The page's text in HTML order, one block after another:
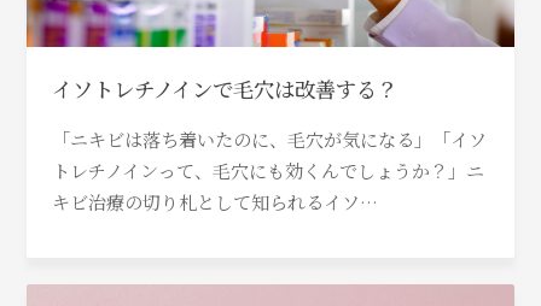
イソトレチノインで毛穴は改善する？
「ニキビは落ち着いたのに、毛穴が気になる」「イソ
トレチノインって、毛穴にも効くんでしょうか？」ニ
キビ治療の切り札として知られるイソ…